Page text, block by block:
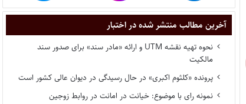
آخرین مطالب منتشر شده در اختبار
نحوه تهیه نقشه UTM و ارائه «مادر سند» برای صدور سند
مالکیت
پرونده «کلثوم اکبری» در حال رسیدگی در دیوان عالی کشور است
نمونه رای با موضوع: خیانت در امانت در روابط زوجین